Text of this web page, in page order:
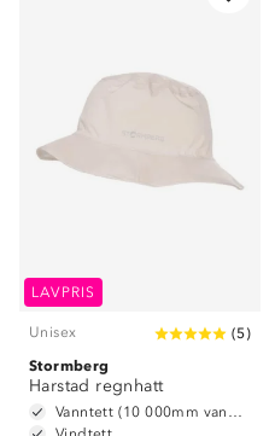
LAVPRIS
Unisex (5)
Stormberg
Harstad regnhatt
Vanntett (10 000mm vannsøyle)